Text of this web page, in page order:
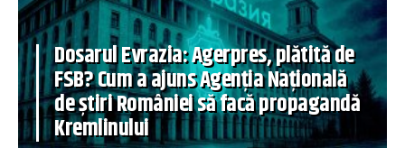
Dosarul Evrazia: Agerpres, plătită de
FSB? Cum a ajuns Agenția Națională
de știri României să facă propagandă
Kremlinului